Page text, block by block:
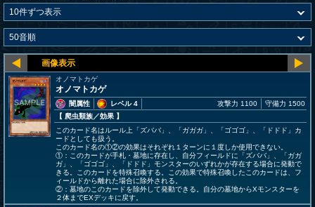
オノマトカゲ
オノマトカゲ
闇属性
レベル 4
【 爬虫類族／効果 】
攻撃力 1100 守備力 1500
このカード名はルール上「ズババ」、「ガガガ」、「ゴゴゴ」、「ドドド」カ
ードとしても扱う。
このカード名の①②の効果はそれぞれ１ターンに１度しか使用できない。
①：このカードが手札・墓地に存在し、自分フィールドに「ズババ」、「ガガ
ガ」、「ゴゴゴ」、「ドドド」モンスターのいずれかが存在する場合に発動で
きる。このカードを特殊召喚する。この効果で特殊召喚したこのカードは、フ
ィールドから離れた場合に除外される。
②：墓地のこのカードを除外して発動できる。自分の墓地からXモンスターを
２体までEXデッキに戻す。